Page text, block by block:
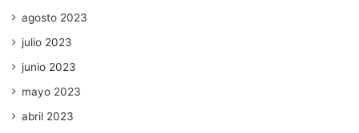
agosto 2023
julio 2023
junio 2023
mayo 2023
abril 2023